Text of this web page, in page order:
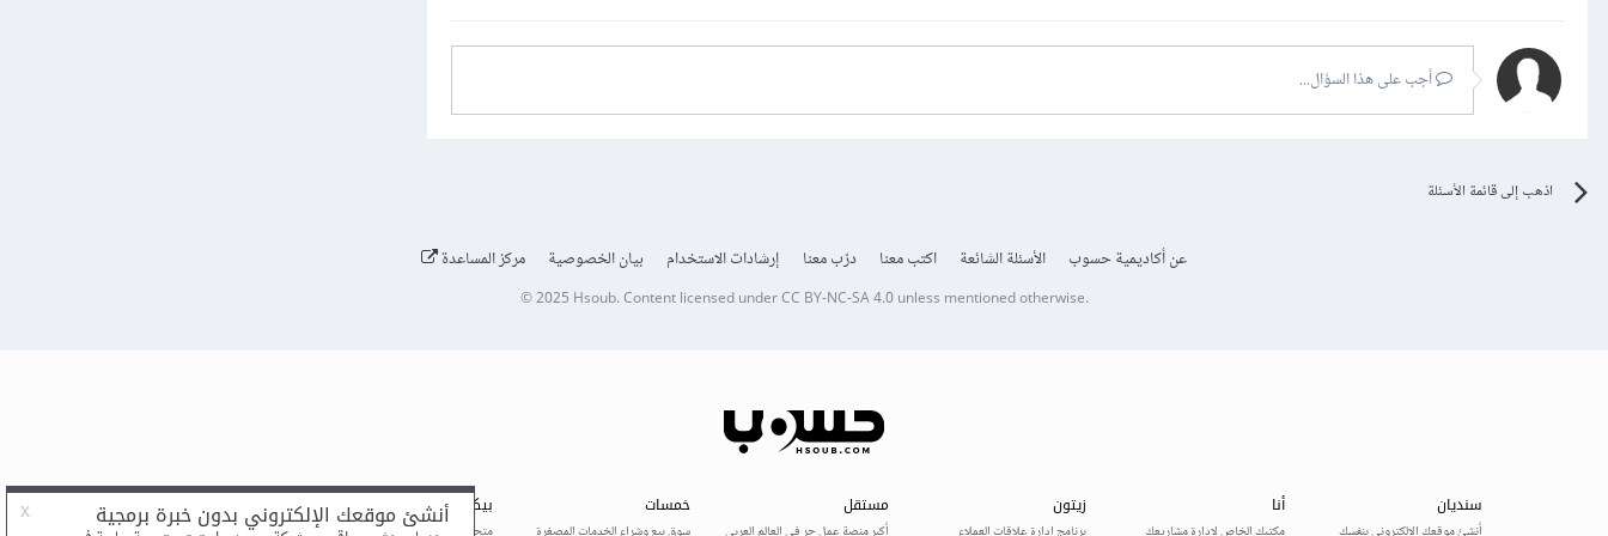
أجب على هذا السؤال...
اذهب إلى قائمة الأسئلة
عن أكاديمية حسوب الأسئلة الشائعة اكتب معنا درّب معنا إرشادات الاستخدام بيان الخصوصية مركز المساعدة
© 2025 Hsoub.Content licensed underCC BY-NC-SA 4.0unless mentioned otherwise.